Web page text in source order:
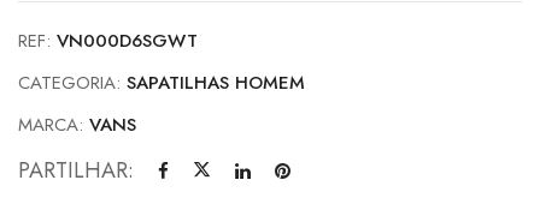
REF: VN000D6SGWT
CATEGORIA: SAPATILHAS HOMEM
MARCA: VANS
PARTILHAR: